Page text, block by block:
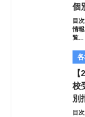
個
目
情
覧...
校
別
目